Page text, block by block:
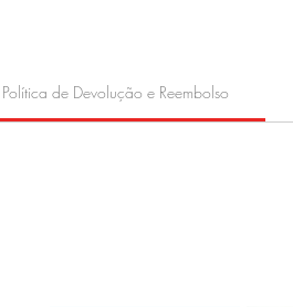
Política de Devolução e Reembolso